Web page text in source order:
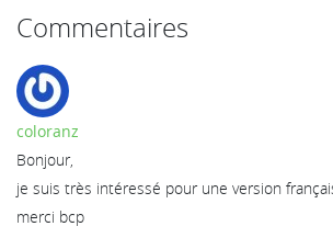
Commentaires
coloranz
Bonjour,
je suis très intéressé pour une version
merci bcp